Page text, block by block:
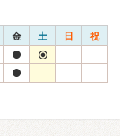
金 土 日 祝